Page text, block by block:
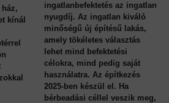
kínál
ingatlanbefektetés az ingatlan
nyugdíj. Az ingatlan kiváló
minőségű új építésű lakás,
amely tökéletes választás
lehet mind befektetési
célokra, mind pedig saját
használatra. Az építkezés
2025-ben készül el. Ha
bérbeadási céllel veszik meg,